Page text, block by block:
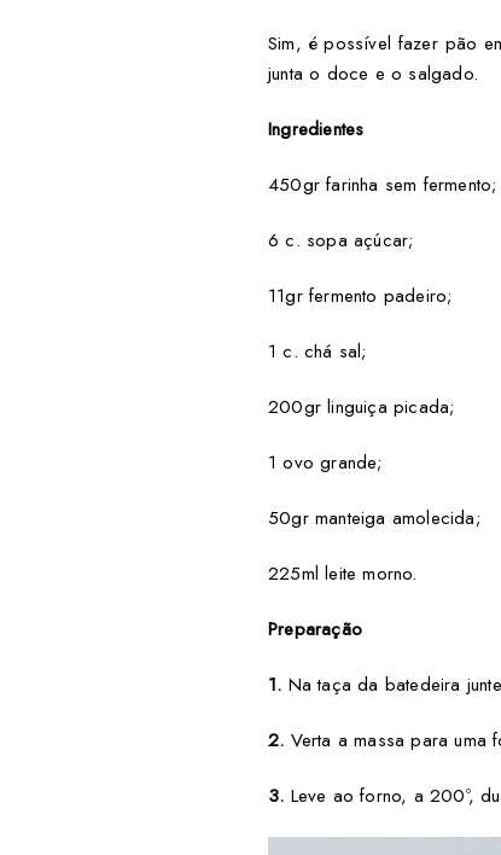
Sim, é possível fazer pão
junta o doce e o salgado.
Ingredientes
450gr farinha sem fermento;
6 c. sopa açúcar;
11gr fermento padeiro;
1 c. chá sal;
200gr linguiça picada;
1 ovo grande;
50gr manteiga amolecida;
225ml leite morno.
Preparação
1. Na taça da batedeira
2. Verta a massa para uma
3. Leve ao forno, a 200º,